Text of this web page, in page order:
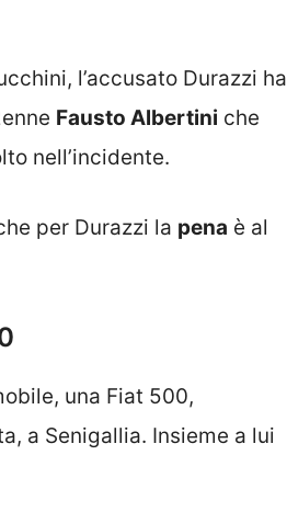
l’accusato Durazzi ha
Fausto Albertini che
nell’incidente.
per Durazzi la pena è al
una Fiat 500,
a Senigallia. Insieme a lui